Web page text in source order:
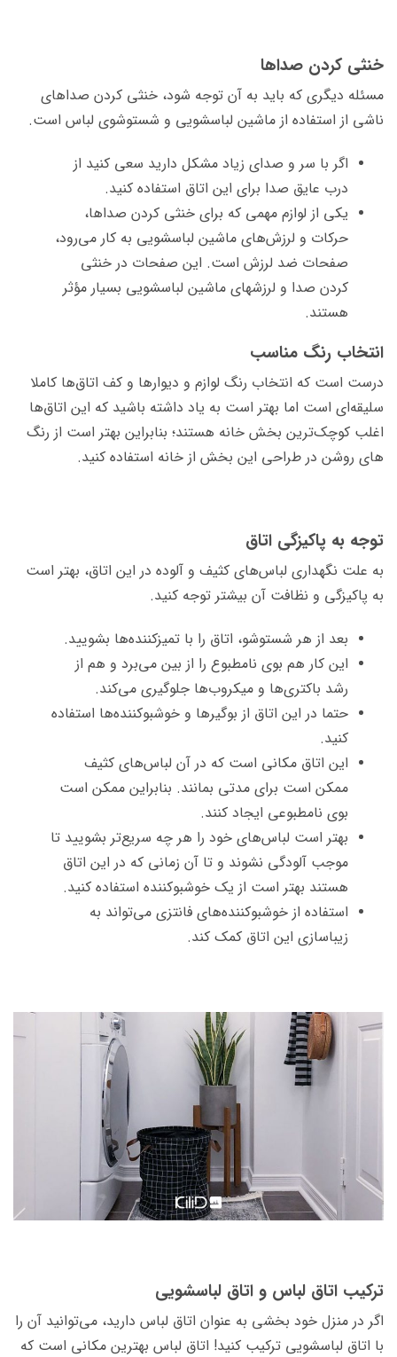
خنثی کردن صداها
مسئله دیگری که باید به آن توجه شود، خنثی کردن صداهای
ناشی از استفاده از ماشین لباسشویی و شست­وشوی لباس است.
اگر با سر و صدای زیاد مشکل دارید سعی کنید از
درب عایق صدا برای این اتاق استفاده کنید.
یکی از لوازم مهمی که برای خنثی کردن صداها،
حرکات و لرزش­‌های ماشین لباسشویی به کار می‌­رود،
صفحات ضد لرزش است. این صفحات در خنثی
کردن صدا و لرزش­های ماشین لباسشویی بسیار مؤثر
هستند.
انتخاب رنگ مناسب
درست است که انتخاب رنگ لوازم و دیوارها و کف اتاق­‌ها کاملا
سلیقه‌ای است اما بهتر است به یاد داشته باشید که این اتاق­‌ها
اغلب کوچک‌ترین بخش خانه هستند؛ بنابراین بهتر است از رنگ­‌
های روشن در طراحی این بخش از خانه استفاده کنید.
توجه به پاکیزگی اتاق
به علت نگهداری لباس­‌های کثیف و آلوده در این اتاق، بهتر است
به پاکیزگی و نظافت آن بیشتر توجه کنید.
بعد از هر شست­وشو، اتاق را با تمیزکننده‌­ها بشویید.
این کار هم بوی نامطبوع را از بین می‌­برد و هم از
رشد باکتری­‌ها و میکروب­‌ها جلوگیری می­‌کند.
حتما در این اتاق از بوگیرها و خوشبوکننده‌­ها استفاده
کنید.
این اتاق مکانی است که در آن لباس‌­های کثیف
ممکن است برای مدتی بمانند. بنابراین ممکن است
بوی نامطبوعی ایجاد کنند.
بهتر است لباس‌­های خود را هر چه سریع‌تر بشویید تا
موجب آلودگی نشوند و تا آن زمانی که در این اتاق
هستند بهتر است از یک خوشبوکننده استفاده کنید.
استفاده از خوشبوکننده­‌های فانتزی می­‌تواند به
زیباسازی این اتاق کمک کند.
ترکیب اتاق لباس و اتاق لباسشویی
اگر در منزل خود بخشی به عنوان اتاق لباس دارید، می­‌توانید آن را
با اتاق لباسشویی ترکیب کنید! اتاق لباس بهترین مکانی است که